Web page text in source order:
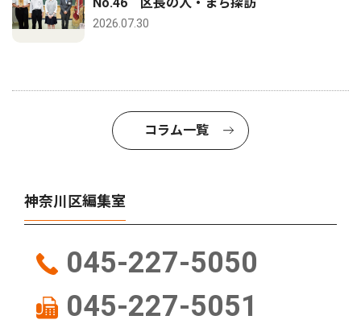
2026.07.30
コラム一覧
神奈川区編集室
045-227-5050
045-227-5051